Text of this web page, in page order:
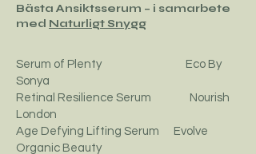
Bästa Ansiktsserum – i samarbete
med Naturligt Snygg
Serum of Plenty Eco By
Sonya
Retinal Resilience Serum Nourish
London
Age Defying Lifting Serum Evolve
Organic Beauty